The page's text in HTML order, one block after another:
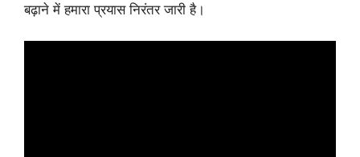
बढ़ाने में हमारा प्रयास निरंतर जारी है।